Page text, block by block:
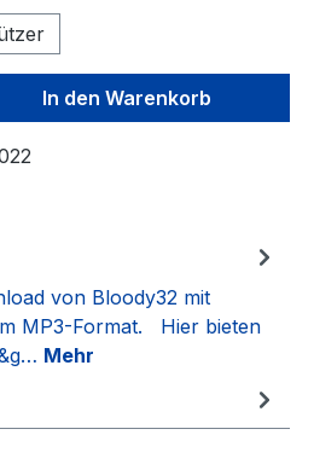
Gib den
In den Warenkorb
von Bloody32 mit
MP3-Format. Hier bieten
Mehr